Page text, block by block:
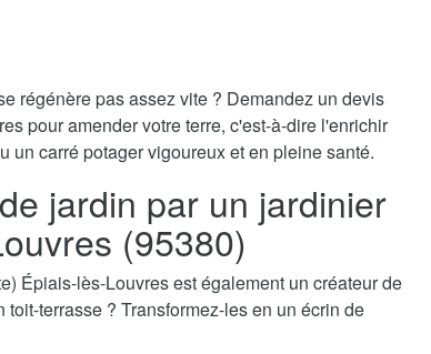
régénère pas assez vite ? Demandez un devis
pour amender votre terre, c'est-à-dire l'enrichir
un carré potager vigoureux et en pleine santé.
jardin par un jardinier
(95380)
Épiais-lès-Louvres est également un créateur de
terrasse ? Transformez-les en un écrin de